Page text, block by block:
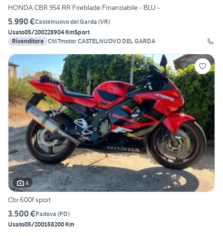
HONDA CBR 954 RR Fireblade Finanziabile - BLU -
5.990 €Castelnuovo del Garda (VR)
Usato05/200228904 KmSport
Rivenditore CMTmotor CASTELNUOVO DEL GARDA
4
Cbr 600f sport
3.500 €Padova (PD)
Usato05/200158200 Km